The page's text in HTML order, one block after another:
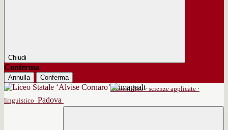
Chiudi
Conferma
Annulla
Conferma
scientifico · scienze applicate ·
linguistico Padova